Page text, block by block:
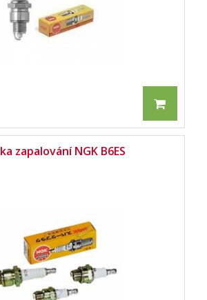
zapalování NGK B6ES